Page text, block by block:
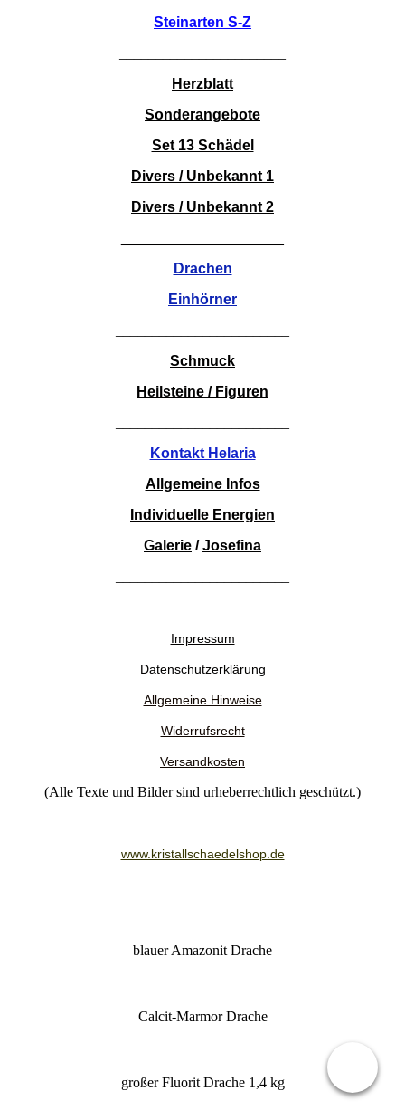
Steinarten S-Z
Herzblatt
Sonderangebote
Set 13 Schädel
Divers / Unbekannt 1
Divers / Unbekannt 2
Drachen
Einhörner
Schmuck
Heilsteine / Figuren
Kontakt Helaria
Allgemeine Infos
Individuelle Energien
Galerie /Josefina
Impressum
Datenschutzerklärung
Allgemeine Hinweise
Widerrufsrecht
Versandkosten
(Alle Texte und Bilder sind urheberrechtlich geschützt.)
www.kristallschaedelshop.de
blauer Amazonit Drache
Calcit-Marmor Drache
großer Fluorit Drache 1,4 kg